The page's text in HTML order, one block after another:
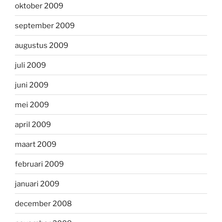
oktober 2009
september 2009
augustus 2009
juli 2009
juni 2009
mei 2009
april 2009
maart 2009
februari 2009
januari 2009
december 2008